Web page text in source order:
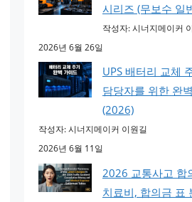
시리즈 (무보수 일
작성자: 시너지메이커
2026년 6월 26일
UPS 배터리 교체
담당자를 위한 완
(2026)
작성자: 시너지메이커 이원길
2026년 6월 11일
2026 교통사고 합
치료비, 합의금 표